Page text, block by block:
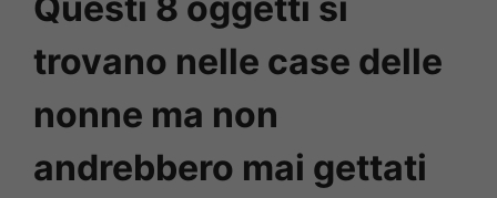
Questi 8 oggetti si
trovano nelle case delle
nonne ma non
andrebbero mai gettati